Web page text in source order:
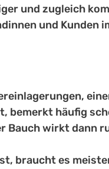
und zugleich
und Kunden
bemerkt häufig
Bauch wirkt dann
braucht es